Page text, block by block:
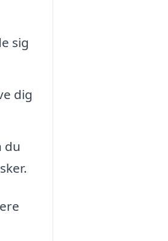
sig
dig
du